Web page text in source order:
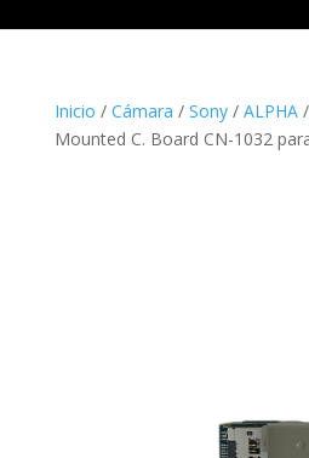
Inicio / Cámara / Sony/ ALPHA/
Mounted C. Board CN-1032